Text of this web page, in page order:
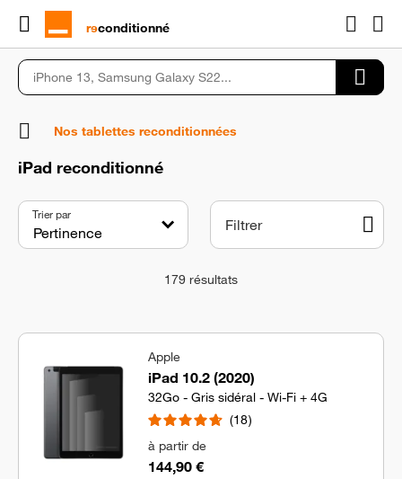
rɘconditionné
Nos tablettes reconditionnées
iPad reconditionné
179 résultats
Trier par
Filtrer
Apple
iPad 10.2 (2020)
32Go - Gris sidéral - Wi-Fi + 4G
18
à partir de
144,90 €